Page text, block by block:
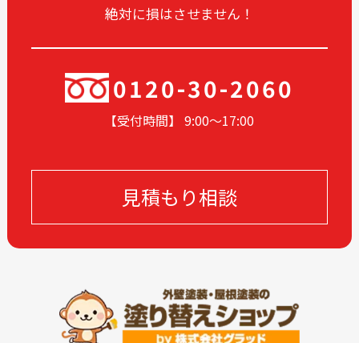
2024-05
2024-04
2024-03
2024-02
2023-12
2023-11
2023-09
2023-06
2023-05
2023-03
2023-02
2023-01
2022-12
2022-11
2022-08
2022-07
2022-06
2022-05
絶対に損はさせません！
0120-30-2060
【受付時間】 9:00〜17:00
見積もり相談